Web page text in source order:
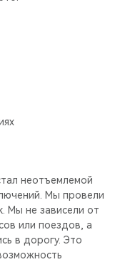
неотъемлемой
Мы провели
Мы не зависели от
или поездов, а
в дорогу. Это